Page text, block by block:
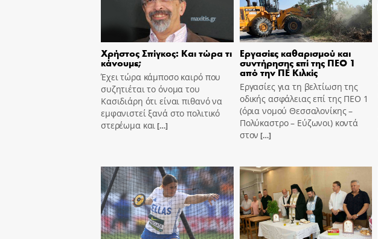
Χρήστος Σπίγκος: Και τώρα τι
κάνουμε;
Έχει τώρα κάμποσο καιρό που
συζητιέται το όνομα του
Κασιδιάρη ότι είναι πιθανό να
εμφανιστεί ξανά στο πολιτικό
στερέωμα και[…]
Εργασίες καθαρισμού και
συντήρησης επί της ΠΕΟ 1
από την ΠΕ Κιλκίς
Εργασίες για τη βελτίωση της
οδικής ασφάλειας επί της ΠΕΟ 1
(όρια νομού Θεσσαλονίκης –
Πολύκαστρο – Εύζωνοι) κοντά
στον […]